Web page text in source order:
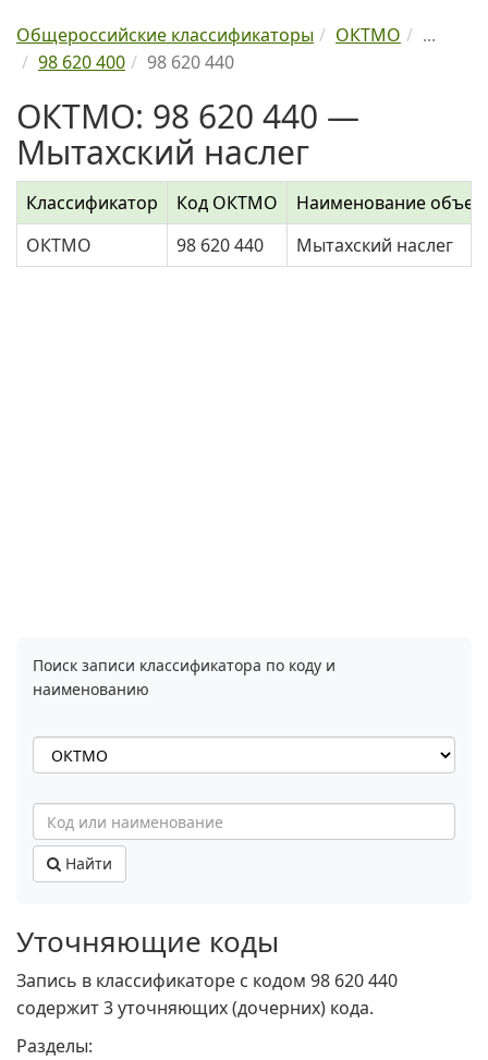
Общероссийские классификаторы ОКТМО
...
98 620 400
98 620 440
ОКТМО: 98 620 440 —
Мытахский наслег
Классификатор Код ОКТМО
Наименование
ОКТМО
98 620 440 Мытахский наслег
Поиск записи классификатора по коду и
наименованию
Найти
Уточняющие коды
Запись в классификаторе с кодом 98 620 440
содержит 3 уточняющих (дочерних) кода.
Разделы: